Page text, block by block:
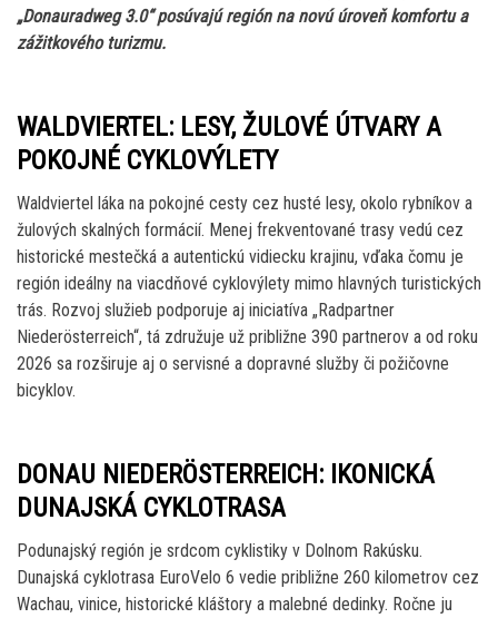
„Donauradweg 3.0“ posúvajú región na novú úroveň komfortu a
zážitkového turizmu.
WALDVIERTEL: LESY, ŽULOVÉ ÚTVARY A
POKOJNÉ CYKLOVÝLETY
Waldviertel láka na pokojné cesty cez husté lesy, okolo rybníkov a
žulových skalných formácií. Menej frekventované trasy vedú cez
historické mestečká a autentickú vidiecku krajinu, vďaka čomu je
región ideálny na viacdňové cyklovýlety mimo hlavných turistických
trás. Rozvoj služieb podporuje aj iniciatíva „Radpartner
Niederösterreich“, tá združuje už približne 390 partnerov a od roku
2026 sa rozširuje aj o servisné a dopravné služby či požičovne
bicyklov.
DONAU NIEDERÖSTERREICH: IKONICKÁ
DUNAJSKÁ CYKLOTRASA
Podunajský región je srdcom cyklistiky v Dolnom Rakúsku.
Dunajská cyklotrasa EuroVelo 6 vedie približne 260 kilometrov cez
Wachau, vinice, historické kláštory a malebné dedinky. Ročne ju